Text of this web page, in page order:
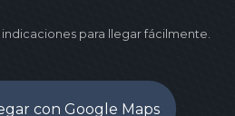
para llegar fácilmente.
con Google Maps